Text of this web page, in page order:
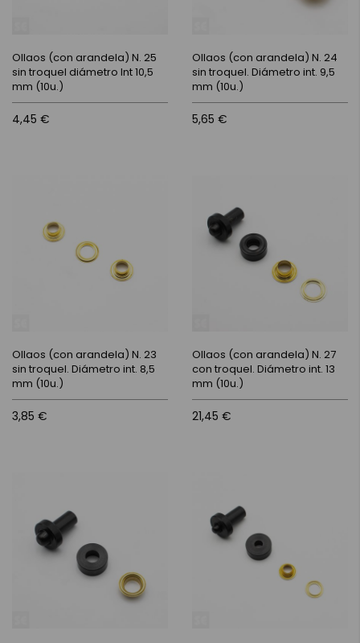
Ollaos (con arandela) N. 25
sin troquel diámetro Int 10,5
mm (10u.)
4,45 €
Ollaos (con arandela) N. 24
sin troquel. Diámetro int. 9,5
mm (10u.)
5,65 €
Ollaos (con arandela) N. 23
sin troquel. Diámetro int. 8,5
mm (10u.)
3,85 €
Ollaos (con arandela) N. 27
con troquel. Diámetro int. 13
mm (10u.)
21,45 €